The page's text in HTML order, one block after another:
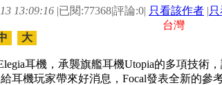
13:09:16 |已閱:77368|評論:0| 只看該作者 |
台灣
大
耳機，承襲旗艦耳機Utopia的多項技術
耳機玩家帶來好消息，Focal發表全新的參